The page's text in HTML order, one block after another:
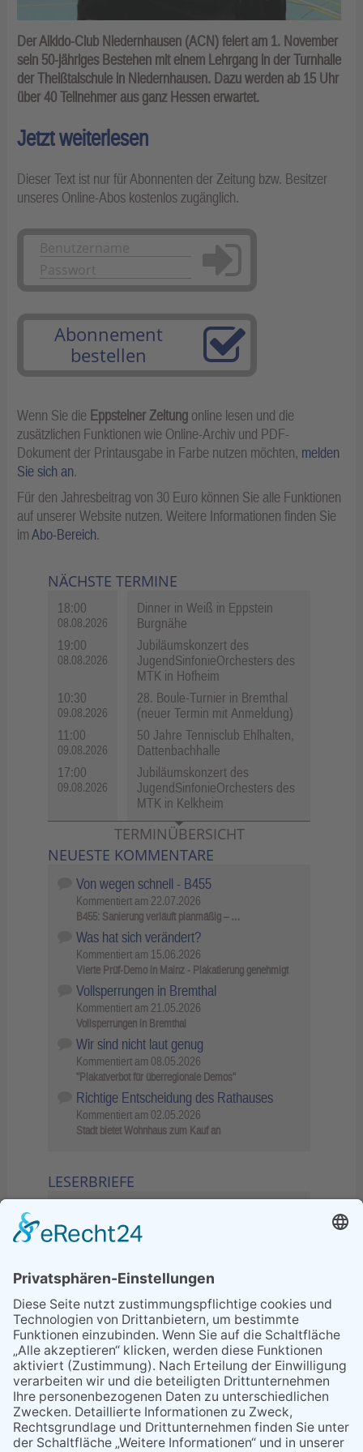
Der Aikido-Club Niedernhausen (ACN) feiert am 1. November
sein 50-jähriges Bestehen mit einem Lehrgang in der Turnhalle
der Theißtalschule in Niedernhausen. Dazu werden ab 15 Uhr
über 40 Teilnehmer aus ganz Hessen erwartet.
Jetzt weiterlesen
Dieser Text ist nur für Abonnenten der Zeitung bzw. Besitzer
unseres Online-Abos kostenlos zugänglich.
Anmelden
Abonnement
bestellen
Wenn Sie die Eppsteiner Zeitung online lesen und die
zusätzlichen Funktionen wie Online-Archiv und PDF-
Dokument der Printausgabe in Farbe nutzen möchten, melden
Sie sich an.
Für den Jahresbeitrag von 30 Euro können Sie alle Funktionen
auf unserer Website nutzen. Weitere Informationen finden Sie
imAbo-Bereich.
NÄCHSTE TERMINE
18:00
08.08.2026
Dinner in Weiß in Eppstein
Burgnähe
19:00
08.08.2026
Jubiläumskonzert des
JugendSinfonieOrchesters des
MTK in Hofheim
10:30
09.08.2026
28. Boule-Turnier in Bremthal
(neuer Termin mit Anmeldung)
11:00
09.08.2026
50 Jahre Tennisclub Ehlhalten,
Dattenbachhalle
17:00
09.08.2026
Jubiläumskonzert des
JugendSinfonieOrchesters des
MTK in Kelkheim
TERMINÜBERSICHT
NEUESTE KOMMENTARE
Von wegen schnell - B455
Kommentiert am 22.07.2026
B455: Sanierung verläuft planmäßig – …
Was hat sich verändert?
Kommentiert am 15.06.2026
Vierte Prüf-Demo in Mainz - Plakatierung genehmigt
Vollsperrungen in Bremthal
Kommentiert am 21.05.2026
Vollsperrungen in Bremthal
Wir sind nicht laut genug
Kommentiert am 08.05.2026
"Plakatverbot für überregionale Demos"
Richtige Entscheidung des Rathauses
Kommentiert am 02.05.2026
Stadt bietet Wohnhaus zum Kauf an
LESERBRIEFE
Sperrung B455: Kleiner
Grenzverkehr statt weite Wege
21.04.2026
Wenn Bahn-Computer nicht
miteinander kommunizieren
11.03.2026
"Plakatverbot für überregionale
Demos"
04.02.2026
Gelbe Tonne – Ein kleiner Blick
über den Tellerand
04.02.2026